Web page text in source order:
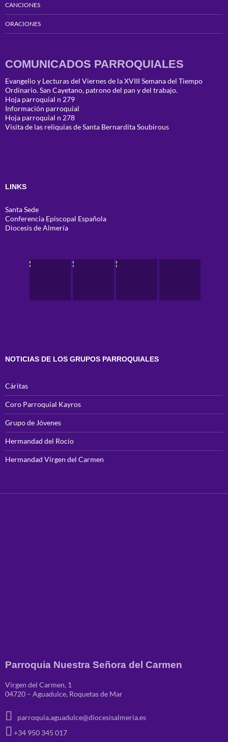
CANCIONES
ORACIONES
COMUNICADOS PARROQUIALES
Evangelio y Lecturas del Viernes de la XVIII Semana del Tiempo
Ordinario. San Cayetano, patrono del pan y del trabajo.
Hoja parroquial n 279
Información parroquial
Hoja parroquial n 278
Visita de las reliquias de Santa Bernardita Soubirous
LINKS
Santa Sede
Conferencia Episcopal Española
Diocesis de Almería
NOTICIAS DE LOS GRUPOS PARROQUIALES
Cáritas
Coro Parroquial Kayros
Grupo de Jóvenes
Hermandad del Rocío
Hermandad Virgen del Carmen
Parroquia Nuestra Señora del Carmen
Virgen del Carmen, 1
04720 – Aguadulce, Roquetas de Mar
parroquia.aguadulce@diocesisalmeria.es
+34 950 345 017